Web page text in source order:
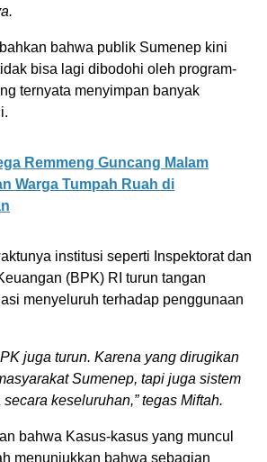
bahwa publik Sumenep kini
bisa lagi dibodohi oleh program-
ternyata menyimpan banyak
Remmeng Guncang Malam
Warga Tumpah Ruah di
institusi seperti Inspektorat dan
(BPK) RI turun tangan
menyeluruh terhadap penggunaan
juga turun. Karena yang dirugikan
Sumenep, tapi juga sistem
keseluruhan,” tegas Miftah.
bahwa Kasus-kasus yang muncul
menunjukkan bahwa sebagian